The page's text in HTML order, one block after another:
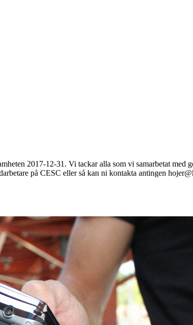
2017-12-31. Vi tackar alla som vi samarbetat med
på CESC eller så kan ni kontakta antingen